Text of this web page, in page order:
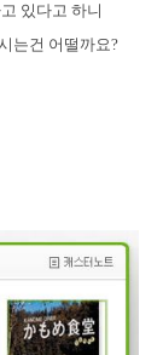
있다고 하니
는건 어떨까요?